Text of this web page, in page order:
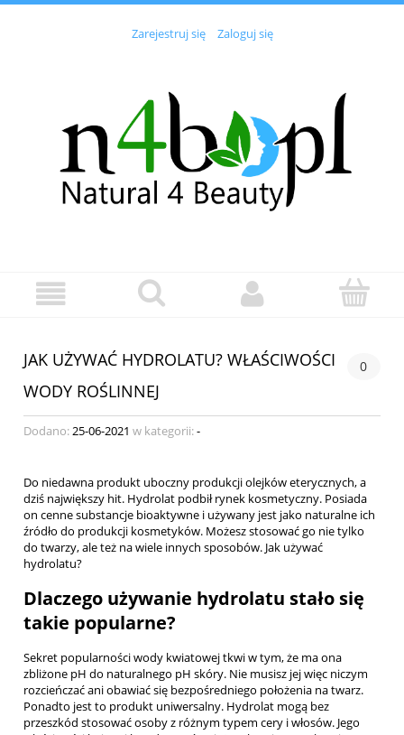
Zarejestruj się Zaloguj się
JAK UŻYWAĆ HYDROLATU? WŁAŚCIWOŚCI
WODY ROŚLINNEJ
0
Dodano: 25-06-2021 w kategorii:-
Do niedawna produkt uboczny produkcji olejków eterycznych, a
dziś największy hit. Hydrolat podbił rynek kosmetyczny. Posiada
on cenne substancje bioaktywne i używany jest jako naturalne ich
źródło do produkcji kosmetyków. Możesz stosować go nie tylko
do twarzy, ale też na wiele innych sposobów. Jak używać
hydrolatu?
Dlaczego używanie hydrolatu stało się
takie popularne?
Sekret popularności wody kwiatowej tkwi w tym, że ma ona
zbliżone pH do naturalnego pH skóry. Nie musisz jej więc niczym
rozcieńczać ani obawiać się bezpośredniego położenia na twarz.
Ponadto jest to produkt uniwersalny. Hydrolat mogą bez
przeszkód stosować osoby z różnym typem cery i włosów. Jego